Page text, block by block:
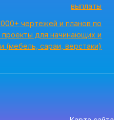
выплаты
000+ чертежей и планов по
для начинающих и
(мебель, сараи, верстаки)